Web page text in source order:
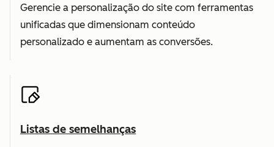
Gerencie a personalização do site com ferramentas
unificadas que dimensionam conteúdo
personalizado e aumentam as conversões.
Listas de semelhanças